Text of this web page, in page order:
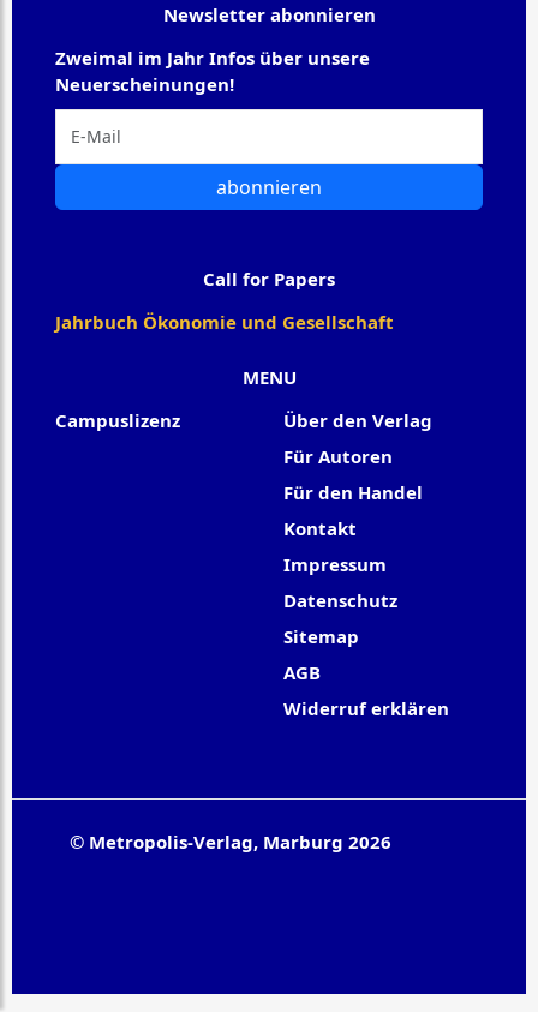
MENU
Campuslizenz
Über den Verlag
Für Autoren
Für den Handel
Kontakt
Impressum
Datenschutz
Sitemap
AGB
Widerruf erklären
Newsletter abonnieren
Zweimal im Jahr Infos über unsere
Neuerscheinungen!
abonnieren
Call for Papers
Jahrbuch Ökonomie und Gesellschaft
© Metropolis-Verlag, Marburg 2026